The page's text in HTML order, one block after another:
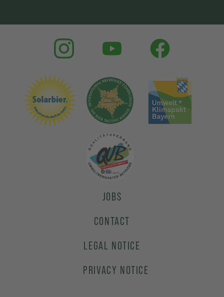
JOBS
CONTACT
LEGAL NOTICE
PRIVACY NOTICE